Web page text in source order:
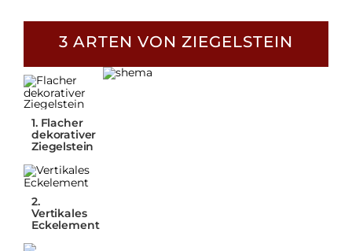
3 ARTEN VON ZIEGELSTEIN
1. Flacher
dekorativer
Ziegelstein
2.
Vertikales
Eckelement